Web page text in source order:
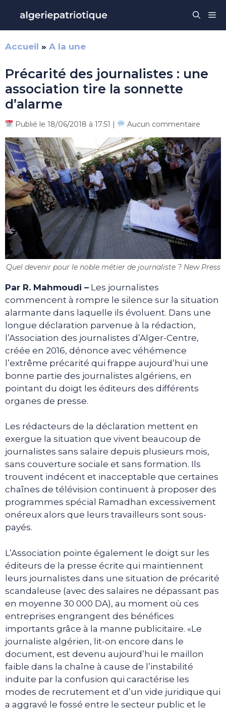
contenu
Accueil » A la une
Précarité des journalistes : une
association tire la sonnette
d’alarme
Publié le 18/06/2018 à 17:51 | Aucun commentaire
Quel devenir pour le noble métier de journaliste ? New Press
Par R. Mahmoudi – Les journalistes
commencent à rompre le silence sur la situation
alarmante dans laquelle ils évoluent. Dans une
longue déclaration parvenue à la rédaction,
l’Association des journalistes d’Alger-Centre,
créée en 2016, dénonce avec véhémence
l’extrême précarité qui frappe aujourd’hui une
bonne partie des journalistes algériens, en
pointant du doigt les éditeurs des différents
organes de presse.
Les rédacteurs de la déclaration mettent en
exergue la situation que vivent beaucoup de
journalistes sans salaire depuis plusieurs mois,
sans couverture sociale et sans formation. Ils
trouvent indécent et inacceptable que certaines
chaînes de télévision continuent à proposer des
programmes spécial Ramadhan excessivement
onéreux alors que leurs travailleurs sont sous-
payés.
L’Association pointe également le doigt sur les
éditeurs de la presse écrite qui maintiennent
leurs journalistes dans une situation de précarité
scandaleuse (avec des salaires ne dépassant pas
en moyenne 30 000 DA), au moment où ces
entreprises engrangent des bénéfices
importants grâce à la manne publicitaire. «Le
journaliste algérien, lit-on encore dans le
document, est devenu aujourd’hui le maillon
faible dans la chaîne à cause de l’instabilité
induite par la confusion qui caractérise les
modes de recrutement et d’un vide juridique qui
a aggravé le fossé entre le secteur public et le